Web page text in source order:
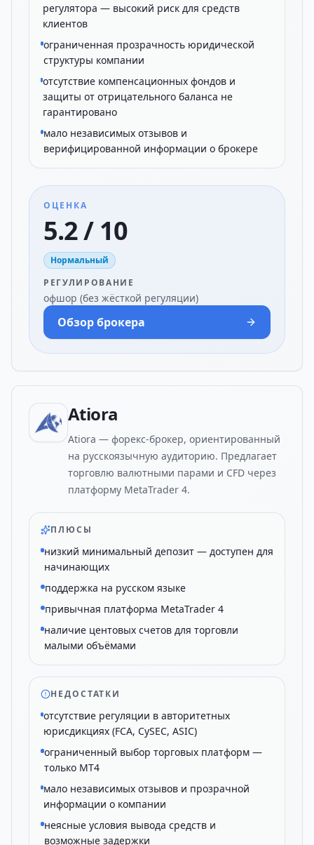
регулятора — высокий риск для средств
клиентов
ограниченная прозрачность юридической
структуры компании
отсутствие компенсационных фондов и
защиты от отрицательного баланса не
гарантировано
мало независимых отзывов и
верифицированной информации о брокере
ОЦЕНКА
5.2 / 10
Нормальный
РЕГУЛИРОВАНИЕ
офшор (без жёсткой регуляции)
Обзор брокера
Atiora
Atiora — форекс-брокер, ориентированный
на русскоязычную аудиторию. Предлагает
торговлю валютными парами и CFD через
платформу MetaTrader 4.
ПЛЮСЫ
низкий минимальный депозит — доступен для
начинающих
поддержка на русском языке
привычная платформа MetaTrader 4
наличие центовых счетов для торговли
малыми объёмами
НЕДОСТАТКИ
отсутствие регуляции в авторитетных
юрисдикциях (FCA, CySEC, ASIC)
ограниченный выбор торговых платформ —
только MT4
мало независимых отзывов и прозрачной
информации о компании
неясные условия вывода средств и
возможные задержки